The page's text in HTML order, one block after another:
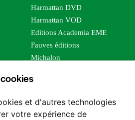
et d'autres technologies
votre expérience de
Harmattan DVD
Harmattan VOD
Editions Academia EME
Fauves éditions
Michalon
Editions Sutton
Les impliqués